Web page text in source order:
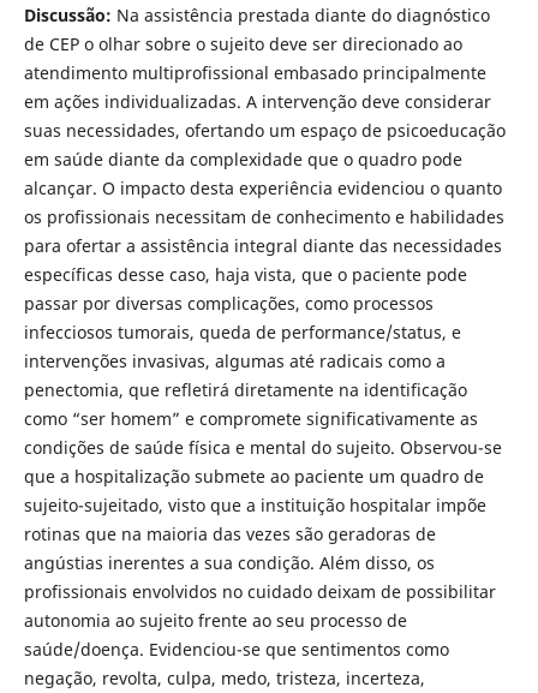
Discussão: Na assistência prestada diante do diagnóstico
de CEP o olhar sobre o sujeito deve ser direcionado ao
atendimento multiprofissional embasado principalmente
em ações individualizadas. A intervenção deve considerar
suas necessidades, ofertando um espaço de psicoeducação
em saúde diante da complexidade que o quadro pode
alcançar. O impacto desta experiência evidenciou o quanto
os profissionais necessitam de conhecimento e habilidades
para ofertar a assistência integral diante das necessidades
específicas desse caso, haja vista, que o paciente pode
passar por diversas complicações, como processos
infecciosos tumorais, queda de performance/status, e
intervenções invasivas, algumas até radicais como a
penectomia, que refletirá diretamente na identificação
como “ser homem” e compromete significativamente as
condições de saúde física e mental do sujeito. Observou-se
que a hospitalização submete ao paciente um quadro de
sujeito-sujeitado, visto que a instituição hospitalar impõe
rotinas que na maioria das vezes são geradoras de
angústias inerentes a sua condição. Além disso, os
profissionais envolvidos no cuidado deixam de possibilitar
autonomia ao sujeito frente ao seu processo de
saúde/doença. Evidenciou-se que sentimentos como
negação, revolta, culpa, medo, tristeza, incerteza,